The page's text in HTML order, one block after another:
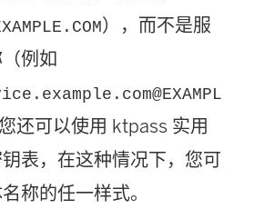
在
窗
口
中
），而不是服
例如
还可以使用 ktpass 实用
表，在这种情况下，您可
称的任一样式。